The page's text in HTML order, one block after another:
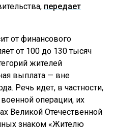
передает
от финансового
от 100 до 130 тысяч
жителей
выплата — вне
Речь идет, в частности,
операции, их
Великой Отечественной
знаком «Жителю